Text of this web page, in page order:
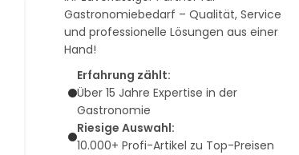
Gastronomiebedarf – Qualität, Service
und professionelle Lösungen aus einer
Hand!
Erfahrung zählt:
Über 15 Jahre Expertise in der
Gastronomie
Riesige Auswahl:
10.000+ Profi-Artikel zu Top-Preisen